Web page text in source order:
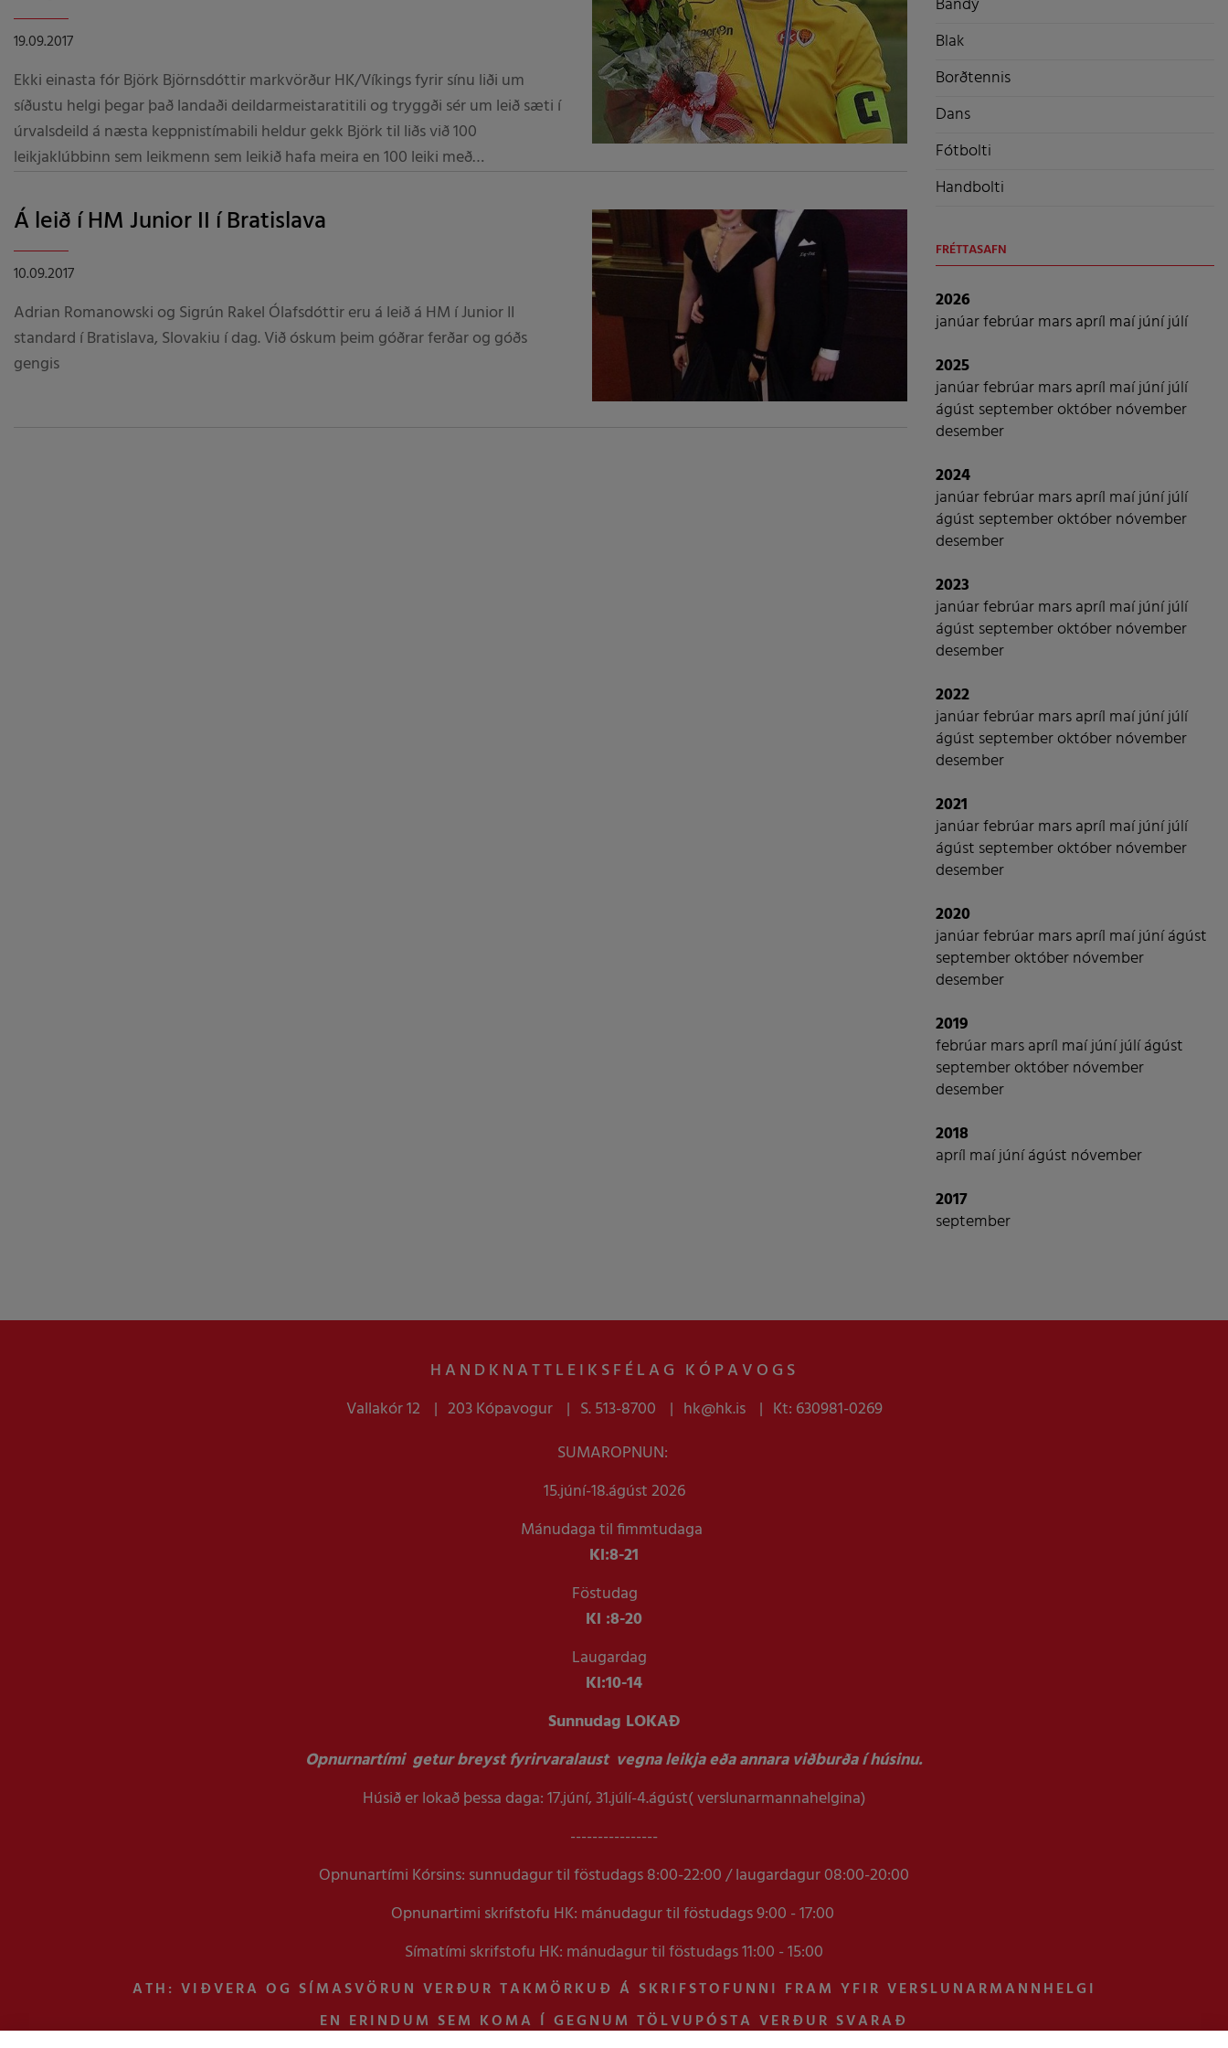
19.09.2017
Ekki einasta fór Björk Björnsdóttir markvörður HK/Víkings fyrir sínu liði um
síðustu helgi þegar það landaði deildarmeistaratitili og tryggði sér um leið sæti í
úrvalsdeild á næsta keppnistímabili heldur gekk Björk til liðs við 100
leikjaklúbbinn sem leikmenn sem leikið hafa meira en 100 leiki með
Á leið í HM Junior II í Bratislava
10.09.2017
Adrian Romanowski og Sigrún Rakel Ólafsdóttir eru á leið á HM í Junior II
standard í Bratislava, Slovakiu í dag. Við óskum þeim góðrar ferðar og góðs
gengis
Blak
Borðtennis
Dans
Fótbolti
Handbolti
FRÉTTASAFN
2026
janúarfebrúarmarsapríl maíjúníjúlí
2025
janúarfebrúarmarsapríl maíjúníjúlí
ágúst septemberoktóbernóvember
desember
2024
janúarfebrúarmarsapríl maíjúníjúlí
ágúst septemberoktóbernóvember
desember
2023
janúarfebrúarmarsapríl maíjúníjúlí
ágúst septemberoktóbernóvember
desember
2022
janúarfebrúarmarsapríl maíjúníjúlí
ágúst septemberoktóbernóvember
desember
2021
janúarfebrúarmarsapríl maíjúníjúlí
ágúst septemberoktóbernóvember
desember
2020
janúarfebrúarmarsapríl maíjúníágúst
septemberoktóbernóvember
desember
2019
febrúarmarsapríl maíjúníjúlíágúst
septemberoktóbernóvember
desember
2018
apríl maíjúníágúst nóvember
2017
september
HANDKNATTLEIKSFÉLAG KÓPAVOGS
Vallakór 12
203 Kópavogur S. 513-8700 hk@hk.is
Kt: 630981-0269
SUMAROPNUN:
15.júní-18.ágúst 2026
Mánudaga til fimmtudaga
Kl:8-21
Föstudag
Kl :8-20
Laugardag
Kl:10-14
Sunnudag LOKAÐ
Opnurnartími getur breyst fyrirvaralaust vegna leikja eða annara viðburða í húsinu.
Húsið er lokað þessa daga: 17.júní, 31.júlí-4.ágúst( verslunarmannahelgina)
----------------
Opnunartími Kórsins: sunnudagur til föstudags 8:00-22:00 / laugardagur 08:00-20:00
Opnunartimi skrifstofu HK: mánudagur til föstudags 9:00 - 17:00
Símatími skrifstofu HK: mánudagur til föstudags 11:00 - 15:00
ATH: VIÐVERA OG SÍMASVÖRUN VERÐUR TAKMÖRKUÐ Á SKRIFSTOFUNNI FRAM YFIR VERSLUNARMANNHELGI
EN ERINDUM SEM KOMA Í GEGNUM TÖLVUPÓSTA VERÐUR SVARAÐ